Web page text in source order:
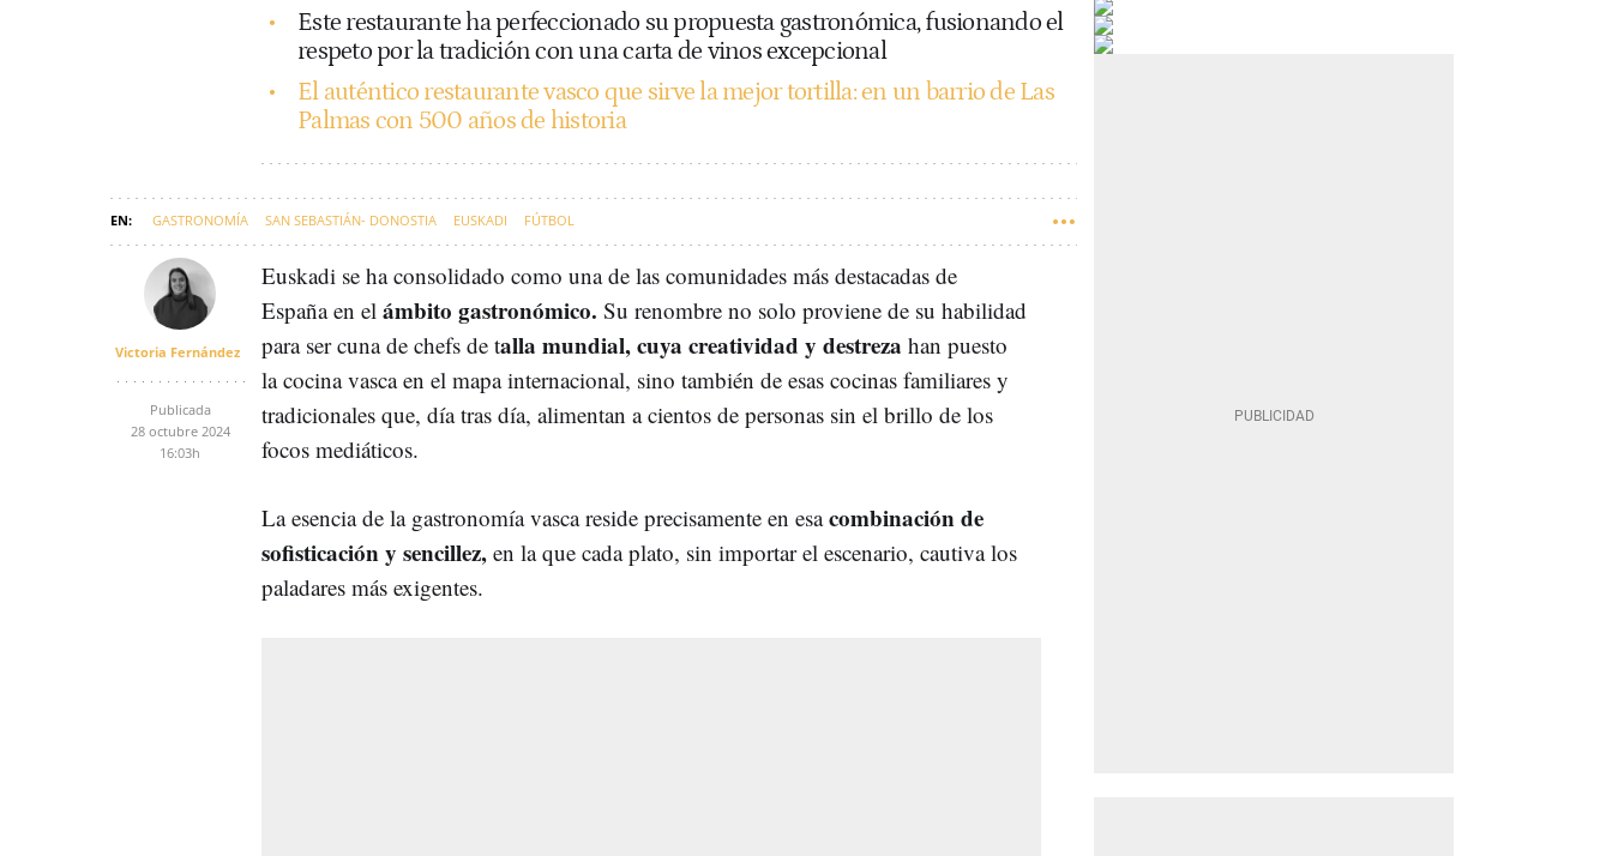
Este restaurante ha perfeccionado su propuesta gastronómica, fusionando el
respeto por la tradición con una carta de vinos excepcional
El auténtico restaurante vasco que sirve la mejor tortilla: en un barrio de Las
Palmas con 500 años de historia
GASTRONOMÍA SAN SEBASTIÁN- DONOSTIA EUSKADI FÚTBOL
Victoria Fernández
Publicada
28 octubre 2024
16:03h
Euskadi se ha consolidado como una de las comunidades más destacadas de
España en el ámbito gastronómico. Su renombre no solo proviene de su habilidad
para ser cuna de chefs de talla mundial, cuya creatividad y destreza han puesto
la cocina vasca en el mapa internacional, sino también de esas cocinas familiares y
tradicionales que, día tras día, alimentan a cientos de personas sin el brillo de los
focos mediáticos.
La esencia de la gastronomía vasca reside precisamente en esacombinación de
sofisticación y sencillez, en la que cada plato, sin importar el escenario, cautiva los
paladares más exigentes.